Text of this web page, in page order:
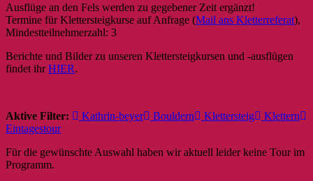
Ausflüge an den Fels werden zu gegebener Zeit ergänzt!
Termine für Klettersteigkurse auf Anfrage (Mail ans Kletterreferat),
Mindestteilnehmerzahl: 3
Berichte und Bilder zu unseren Klettersteigkursen und -ausflügen
findet ihrHIER.
Aktive Filter: Kathrin-beyer Bouldern Klettersteig
Klettern
Eintagestour
Für die gewünschte Auswahl haben wir aktuell leider keine Tour im
Programm.